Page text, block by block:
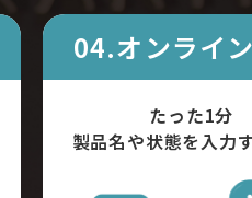
04.オンライ
たった1分
製品名や状態を入力